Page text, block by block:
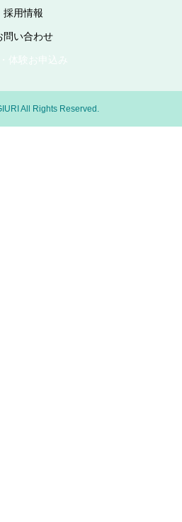
採用情報
問い合わせ
体験お申込み
All Rights Reserved.